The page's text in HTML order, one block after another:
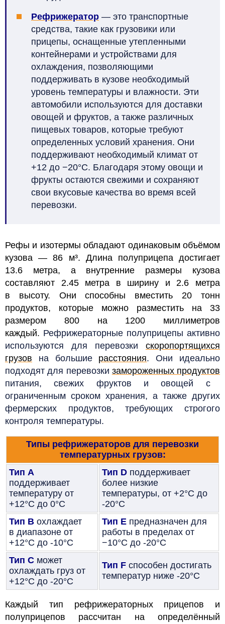
Рефрижератор — это транспортные
средства, такие как грузовики или
прицепы, оснащенные утепленными
контейнерами и устройствами для
охлаждения, позволяющими
поддерживать в кузове необходимый
уровень температуры и влажности. Эти
автомобили используются для доставки
овощей и фруктов, а также различных
пищевых товаров, которые требуют
определенных условий хранения. Они
поддерживают необходимый климат от
+12 до −20°C. Благодаря этому овощи и
фрукты остаются свежими и сохраняют
свои вкусовые качества во время всей
перевозки.
Рефы и изотермы обладают одинаковым объёмом
кузова — 86 м³. Длина полуприцепа достигает
13.6 метра, а внутренние размеры кузова
составляют 2.45 метра в ширину и 2.6 метра
в высоту. Они способны вместить 20 тонн
продуктов, которые можно разместить на 33
размером 800 на 1200 миллиметров
каждый. Рефрижераторные полуприцепы активно
используются для перевозки скоропортящихся
грузов на большие расстояния. Они идеально
подходят для перевозки замороженных продуктов
питания, свежих фруктов и овощей с
ограниченным сроком хранения, а также других
фермерских продуктов, требующих строгого
контроля температуры.
Типы рефрижераторов для перевозки
температурных грузов:
Тип А
поддерживает
температуру от
+12°С до 0°С
Тип D поддерживает
более низкие
температуры, от +2°С до
-20°С
Тип В охлаждает
в диапазоне от
+12°С до -10°С
Тип Е предназначен для
работы в пределах от
−10°С до -20°С
Тип С может
охлаждать груз от
+12°С до -20°С
Тип F способен достигать
температур ниже -20°С
Каждый тип рефрижераторных прицепов и
полуприцепов рассчитан на определённый